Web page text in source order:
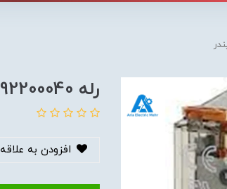
رله 601392200040 برند فیندر